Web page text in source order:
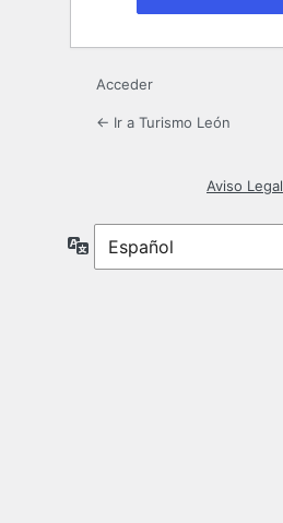
Acceder
← Ir a Turismo León
Aviso Legal
Idioma